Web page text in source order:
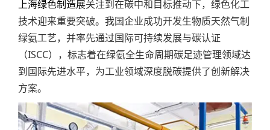
上海绿色制造展关注到在碳中和目标推动下，绿色化工
技术迎来重要突破。我国企业成功开发生物质天然气制
绿氨工艺，并率先通过国际可持续发展与碳认证
（ISCC），标志着在绿氨全生命周期碳足迹管理领域达
到国际先进水平，为工业领域深度脱碳提供了创新解决
方案。